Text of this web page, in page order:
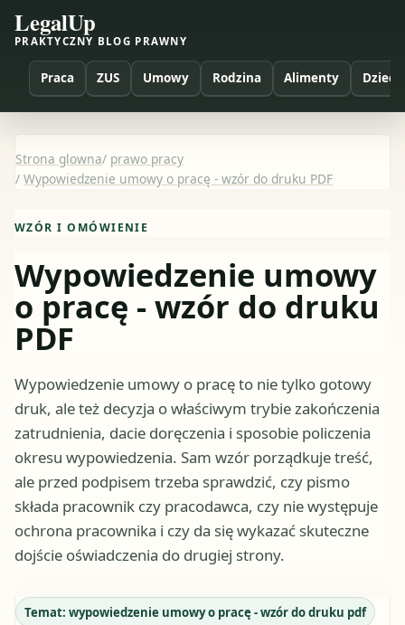
LegalUp
PRAKTYCZNY BLOG PRAWNY
Praca ZUS Umowy Rodzina Alimenty Dzieci
Strona glowna/ prawo pracy
/ Wypowiedzenie umowy o pracę - wzór do druku PDF
WZÓR I OMÓWIENIE
Wypowiedzenie umowy
o pracę - wzór do druku
PDF
Wypowiedzenie umowy o pracę to nie tylko gotowy
druk, ale też decyzja o właściwym trybie zakończenia
zatrudnienia, dacie doręczenia i sposobie policzenia
okresu wypowiedzenia. Sam wzór porządkuje treść,
ale przed podpisem trzeba sprawdzić, czy pismo
składa pracownik czy pracodawca, czy nie występuje
ochrona pracownika i czy da się wykazać skuteczne
dojście oświadczenia do drugiej strony.
Temat: wypowiedzenie umowy o pracę - wzór do druku pdf